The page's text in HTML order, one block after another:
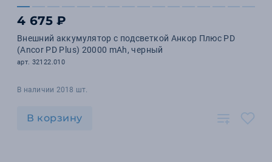
4 675 ₽
Внешний аккумулятор с подсветкой Анкор Плюс PD
(Ancor PD Plus) 20000 mAh, черный
арт. 32122.010
В наличии 2018 шт.
В корзину